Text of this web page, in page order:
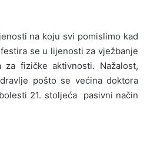
na koju svi pomislimo kad
se u lijenosti za vježbanje
fizičke aktivnosti. Nažalost,
pošto se većina doktora
21. stoljeća pasivni način